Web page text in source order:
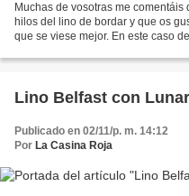
Muchas de vosotras me
hilos del lino de bordar y que os
que se viese mejor. En este caso
Lino Belfast con
Publicado en 02/11/p. m. 14:12
Por La Casina Roja